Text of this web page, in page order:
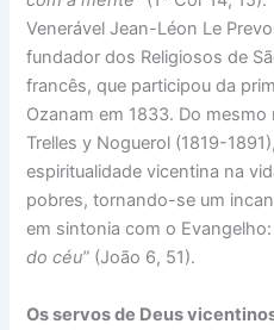
Venerável Jean-Léon Le
fundador dos Religiosos de
francês, que participou da
Ozanam em 1833. Do
Trelles y Noguerol (1819-
espiritualidade vicentina na
pobres, tornando-se um
em sintonia com o Evangelho:
do céu” (João 6, 51).
Os servos de Deus